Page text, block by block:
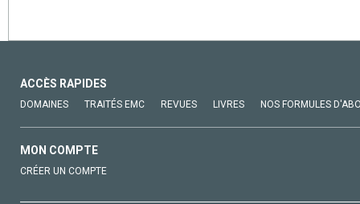
ACCÈS RAPIDES
DOMAINES TRAITÉS EMC REVUES LIVRES NOS FORMULES
MON COMPTE
CRÉER UN COMPTE